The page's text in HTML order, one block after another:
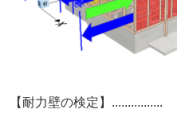
【耐力壁の検定】................